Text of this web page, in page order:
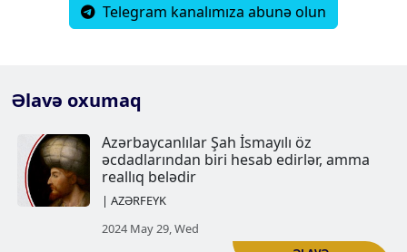
Əlavə oxumaq
Telegram kanalımıza abunə olun